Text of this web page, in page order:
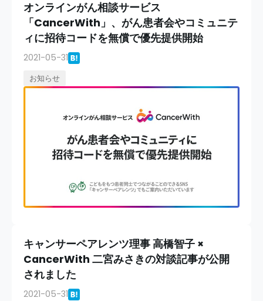
オンラインがん相談サービス
「CancerWith」、がん患者会やコミュニテ
ィに招待コードを無償で優先提供開始
2021-05-31
お知らせ
キャンサーペアレンツ理事 高橋智子 ×
CancerWith 二宮みさきの対談記事が公開
されました
2021-05-31